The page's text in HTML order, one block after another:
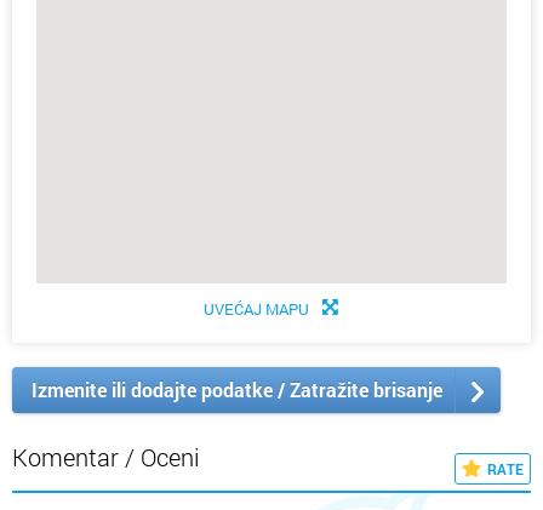
UVEĆAJ MAPU
Izmenite ili dodajte podatke / Zatražite brisanje
Komentar / Oceni RATE